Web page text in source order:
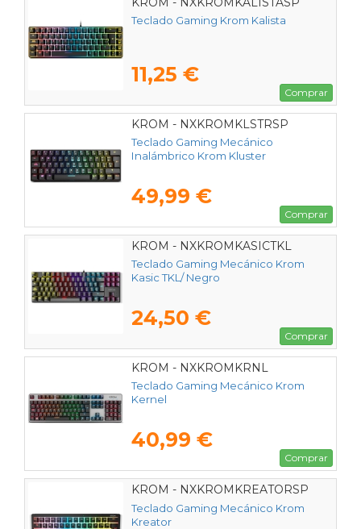
Teclado Gaming Krom Kalista
11,25 €
Comprar
KROM - NXKROMKLSTRSP
Teclado Gaming Mecánico
Inalámbrico Krom Kluster
49,99 €
Comprar
KROM - NXKROMKASICTKL
Teclado Gaming Mecánico Krom
Kasic TKL/ Negro
24,50 €
Comprar
KROM - NXKROMKRNL
Teclado Gaming Mecánico Krom
Kernel
40,99 €
Comprar
KROM - NXKROMKREATORSP
Teclado Gaming Mecánico Krom
Kreator